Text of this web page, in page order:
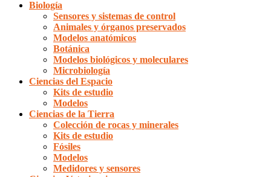
Biología
Sensores y sistemas de control
Animales y órganos preservados
Modelos anatómicos
Botánica
Modelos biológicos y moleculares
Microbiología
Ciencias del Espacio
Kits de estudio
Modelos
Ciencias de la Tierra
Colección de rocas y minerales
Kits de estudio
Fósiles
Modelos
Medidores y sensores